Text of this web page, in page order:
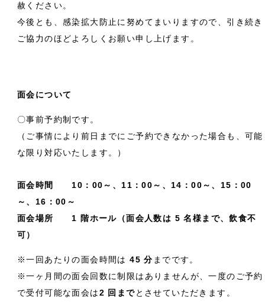
赦ください。
今後とも、感染拡大防止に努めてまいりますので、引き続き
ご協力のほどよろしくお願い申し上げます。
面会について
〇事前予約制です。
（ご事情により前日までにご予約できなかった場合も、可能
な限り対応いたします。）
面会時間 10：00～、11：00～、14：00～、15：00
～、16：00～
面会場所 1 階ホール（面会人数は 5 名様まで、飲食不
可）
※一回あたりの面会時間は 45 分 までです。
※一ヶ月間の面会回数に制限はありませんが、一度のご予約
で受付可能な面会は2 回までとさせていただきます。